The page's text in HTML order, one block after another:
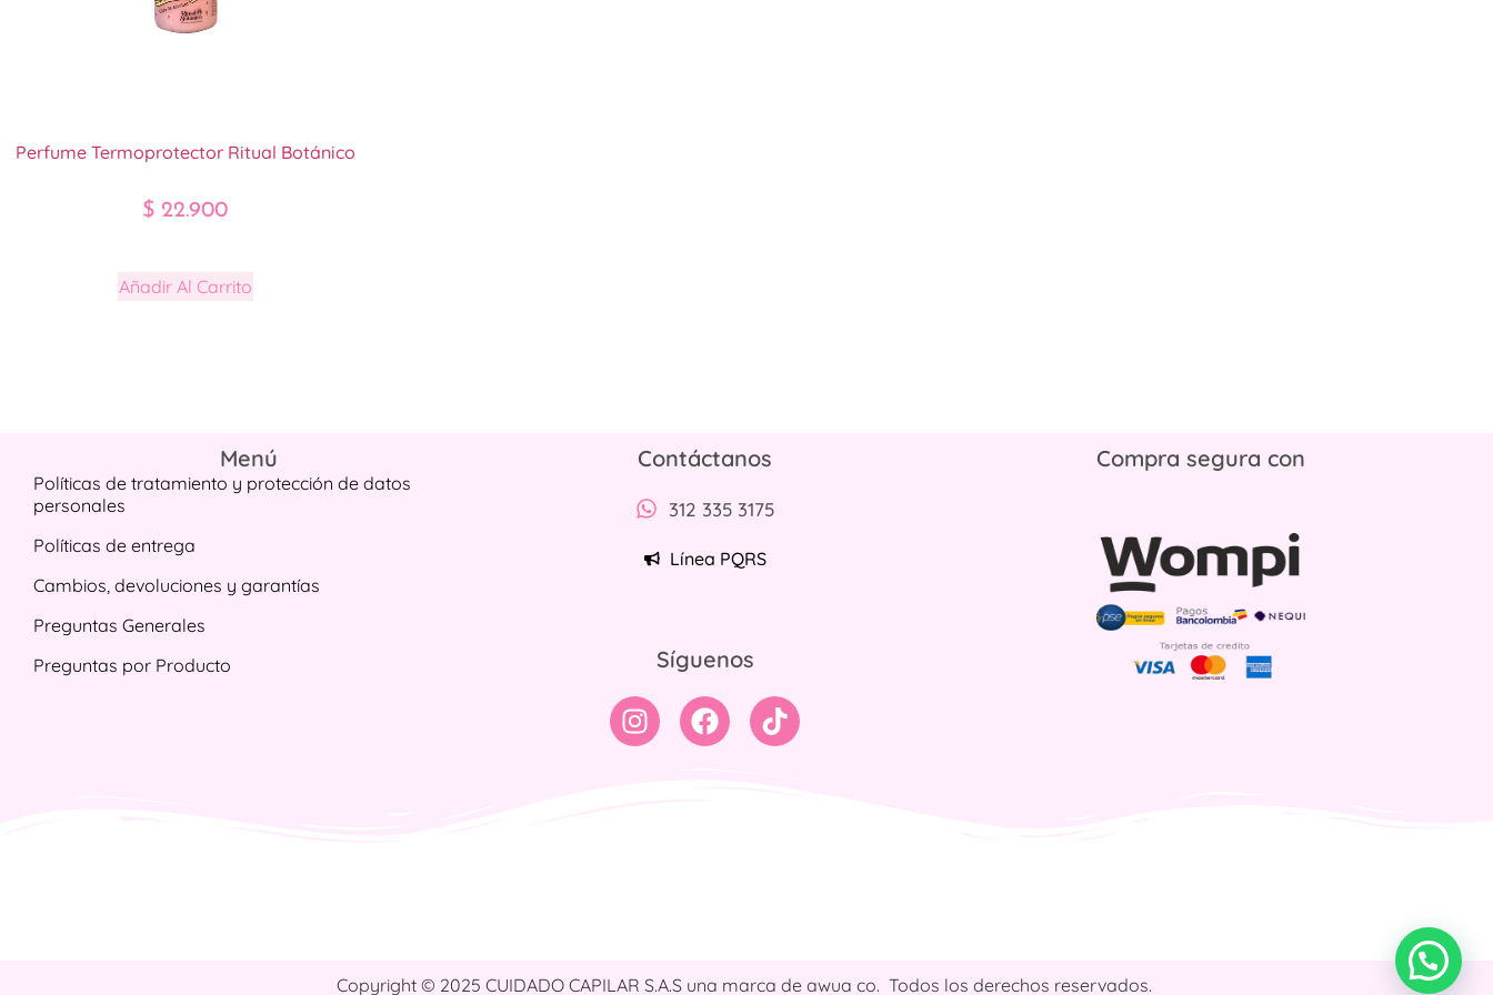
Perfume Termoprotector Ritual Botánico
$ 22.900
Añadir Al Carrito
Menú
Políticas de tratamiento y protección de datos
personales
Políticas de entrega
Cambios, devoluciones y garantías
Preguntas Generales
Preguntas por Producto
Contáctanos
312 335 3175
Línea PQRS
Síguenos
Compra segura con
Copyright © 2025 CUIDADO CAPILAR S.A.S una marca de awua co. Todos los derechos reservados.